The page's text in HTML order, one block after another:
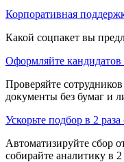
Корпоративная
Какой соцпакет вы
Оформляйте кандидатов
Проверяйте
документы без бумаг и
Ускорьте подбор в 2
Автоматизируйте сбор
собирайте аналитику в